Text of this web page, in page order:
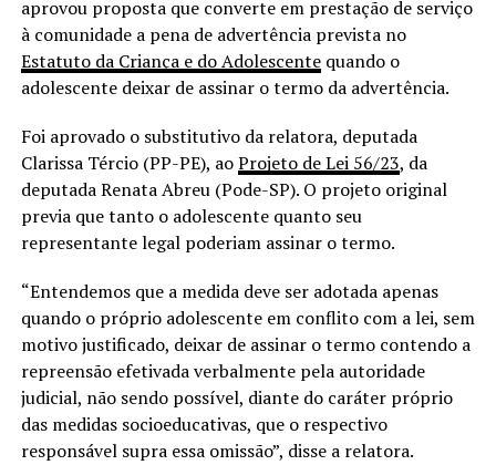
aprovou proposta que converte em prestação de serviço
à comunidade a pena de advertência prevista no
Estatuto da Criança e do Adolescentequando o
adolescente deixar de assinar o termo da advertência.
Foi aprovado o substitutivoda relatora, deputada
Clarissa Tércio (PP-PE), aoProjeto de Lei 56/23, da
deputada Renata Abreu (Pode-SP). O projeto original
previa que tanto o adolescente quanto seu
representante legal poderiam assinar o termo.
“Entendemos que a medida deve ser adotada apenas
quando o próprio adolescente em conflito com a lei, sem
motivo justificado, deixar de assinar o termo contendo a
repreensão efetivada verbalmente pela autoridade
judicial, não sendo possível, diante do caráter próprio
das medidas socioeducativas, que o respectivo
responsável supra essa omissão”, disse a relatora.